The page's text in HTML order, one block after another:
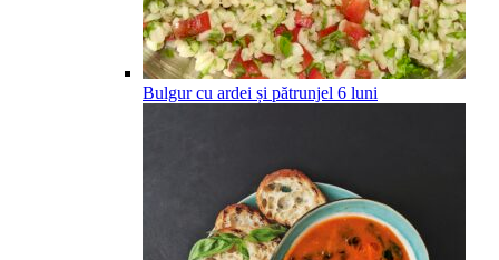
Bulgur cu ardei și pătrunjel 6 luni